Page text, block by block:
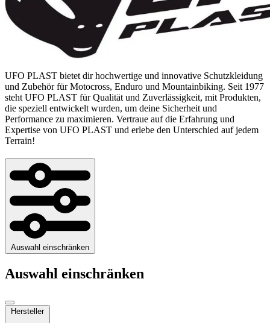
UFO PLAST bietet dir hochwertige und innovative Schutzkleidung
und Zubehör für Motocross, Enduro und Mountainbiking. Seit 1977
steht UFO PLAST für Qualität und Zuverlässigkeit, mit Produkten,
die speziell entwickelt wurden, um deine Sicherheit und
Performance zu maximieren. Vertraue auf die Erfahrung und
Expertise von UFO PLAST und erlebe den Unterschied auf jedem
Terrain!
Auswahl einschränken
Auswahl einschränken
Hersteller